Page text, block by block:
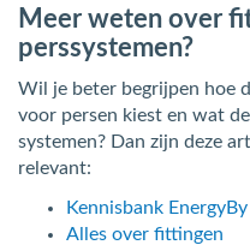
Meer weten over
perssystemen?
Wil je beter begrijpen hoe
voor persen kiest en wat
systemen? Dan zijn deze
relevant:
Kennisbank EnergyBy
Alles over fittingen